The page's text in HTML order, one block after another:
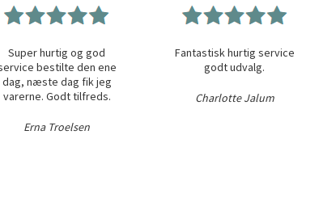
Super hurtig og god
bestilte den ene
dag, næste dag fik jeg
varerne. Godt tilfreds.
Erna Troelsen
Fantastisk hurtig service
godt udvalg.
Charlotte Jalum